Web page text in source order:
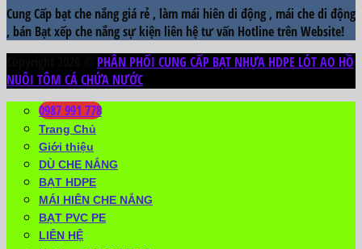
Cung Cấp bạt che nắng giá rẻ , làm mái hiên di động , mái che di động
, bán Bạt xếp che nắng sự kiện liên hệ tư vấn Hotline trên Website!
PHÂN PHỐI CUNG CẤP BẠT NHỰA HDPE LÓT AO HỒ
NUÔI TÔM CÁ CHỨA NƯỚC
0987 991 778
Trang Chủ
Giới thiệu
DÙ CHE NẮNG
BẠT HDPE
MÁI HIÊN CHE NẮNG
BẠT PVC PE
LIÊN HỆ